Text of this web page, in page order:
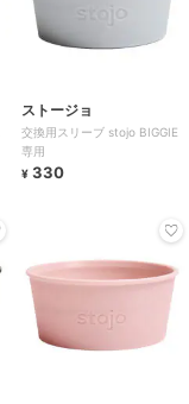
ストージョ
交換用スリーブ stojo BIGGIE
専用
¥ 330